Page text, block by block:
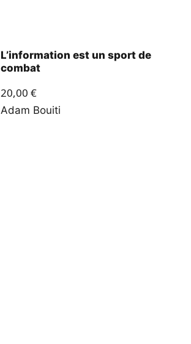
L’information est un sport de
combat
20,00 €
Adam Bouiti